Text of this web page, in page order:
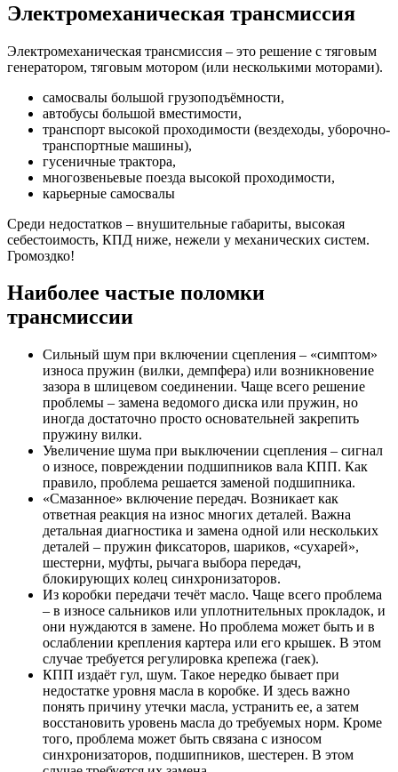
Электромеханическая трансмиссия
Электромеханическая трансмиссия – это решение с тяговым
генератором, тяговым мотором (или несколькими моторами).
cамосвалы большой грузоподъёмности,
автобусы большой вместимости,
транспорт высокой проходимости (вездеходы, уборочно-
транспортные машины),
гусеничные трактора,
многозвеньевые поезда высокой проходимости,
карьерные самосвалы
Среди недостатков – внушительные габариты, высокая
себестоимость, КПД ниже, нежели у механических систем.
Громоздко!
Наиболее частые поломки
трансмиссии
Сильный шум при включении сцепления – «симптом»
износа пружин (вилки, демпфера) или возникновение
зазора в шлицевом соединении. Чаще всего решение
проблемы – замена ведомого диска или пружин, но
иногда достаточно просто основательней закрепить
пружину вилки.
Увеличение шума при выключении сцепления – сигнал
о износе, повреждении подшипников вала КПП. Как
правило, проблема решается заменой подшипника.
«Смазанное» включение передач. Возникает как
ответная реакция на износ многих деталей. Важна
детальная диагностика и замена одной или нескольких
деталей – пружин фиксаторов, шариков, «сухарей»,
шестерни, муфты, рычага выбора передач,
блокирующих колец синхронизаторов.
Из коробки передачи течёт масло. Чаще всего проблема
– в износе сальников или уплотнительных прокладок, и
они нуждаются в замене. Но проблема может быть и в
ослаблении крепления картера или его крышек. В этом
случае требуется регулировка крепежа (гаек).
КПП издаёт гул, шум. Такое нередко бывает при
недостатке уровня масла в коробке. И здесь важно
понять причину утечки масла, устранить ее, а затем
восстановить уровень масла до требуемых норм. Кроме
того, проблема может быть связана с износом
синхронизаторов, подшипников, шестерен. В этом